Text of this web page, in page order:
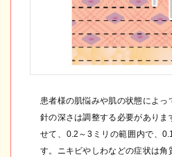
患者様の肌悩みや肌の状態によっ
針の深さは調整する必要がありま
せて、0.2～3ミリの範囲内で、
す。ニキビやしわなどの症状は角